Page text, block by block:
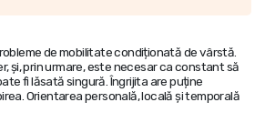
de mobilitate condiționată de vârstă.
și, prin urmare, este necesar ca constant să
fi lăsată singură. Îngrijita are puține
Orientarea personală, locală și temporală